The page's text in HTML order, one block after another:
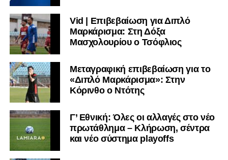
Vid | Επιβεβαίωση για Διπλό
Μαρκάρισμα: Στη Δόξα
Μασχολουρίου ο Τσόφλιος
Μεταγραφική επιβεβαίωση για το
«Διπλό Μαρκάρισμα»: Στην
Κόρινθο ο Ντότης
Γ’ Εθνική: Όλες οι αλλαγές στο νέο
πρωτάθλημα – Κλήρωση, σέντρα
και νέο σύστημα playoffs